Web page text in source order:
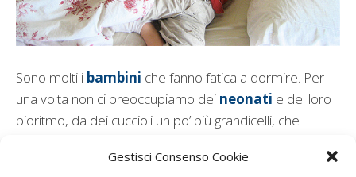
Gestisci Consenso Cookie
Sono molti i bambini che fanno fatica a dormire. Per
una volta non ci preoccupiamo dei neonati e del loro
bioritmo, da dei cuccioli un po’ più grandicelli, che
notturno sia di circa 8 ore, mentre sono molti i piccoli,